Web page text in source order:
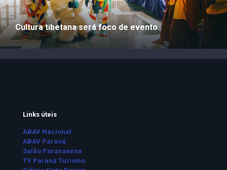
Cultura tibetana será foco de evento
Links úteis
ABAV Nacional
ABAV Paraná
Salão Paranaense
TV Paraná Turismo